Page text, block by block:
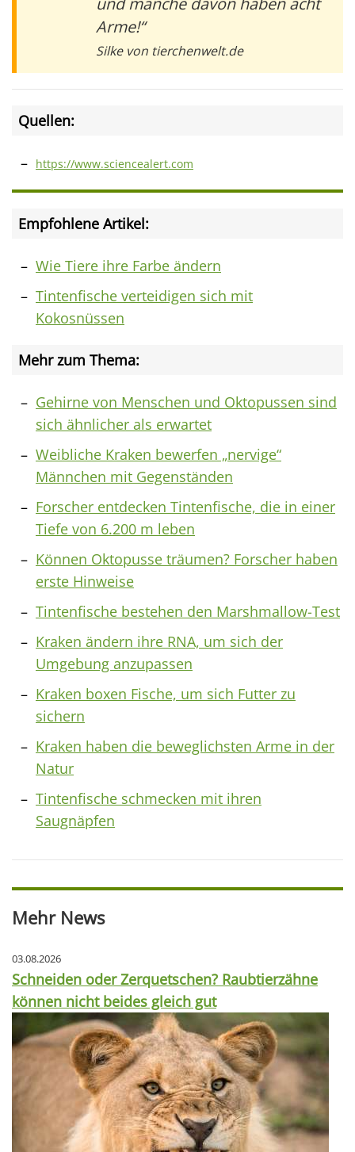
Arme!“
Silke von tierchenwelt.de
Quellen:
https://www.sciencealert.com
Empfohlene Artikel:
Wie Tiere ihre Farbe ändern
Tintenfische verteidigen sich mit
Kokosnüssen
Mehr zum Thema:
Gehirne von Menschen und Oktopussen sind
sich ähnlicher als erwartet
Weibliche Kraken bewerfen „nervige“
Männchen mit Gegenständen
Forscher entdecken Tintenfische, die in einer
Tiefe von 6.200 m leben
Können Oktopusse träumen? Forscher haben
erste Hinweise
Tintenfische bestehen den Marshmallow-Test
Kraken ändern ihre RNA, um sich der
Umgebung anzupassen
Kraken boxen Fische, um sich Futter zu
sichern
Kraken haben die beweglichsten Arme in der
Natur
Tintenfische schmecken mit ihren
Saugnäpfen
Mehr News
03.08.2026
Schneiden oder Zerquetschen? Raubtierzähne
können nicht beides gleich gut